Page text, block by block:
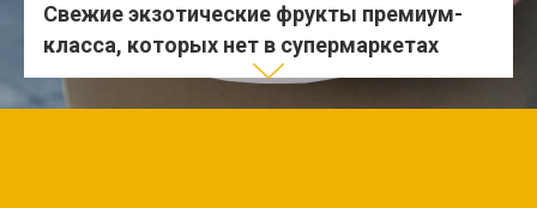
Свежие экзотические фрукты премиум-
класса, которых нет в супермаркетах